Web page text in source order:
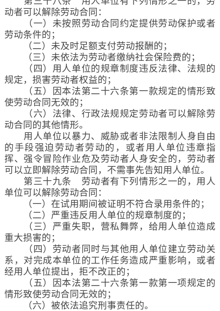
动者可以解除劳动合同：
（一）未按照劳动合同约定提供劳动保护或者
劳动条件的；
（二）未及时足额支付劳动报酬的；
（三）未依法为劳动者缴纳社会保险费的；
（四）用人单位的规章制度违反法律、法规的
规定，损害劳动者权益的；
（五）因本法第二十六条第一款规定的情形致
使劳动合同无效的；
（六）法律、行政法规规定劳动者可以解除劳
动合同的其他情形。
用人单位以暴力、威胁或者非法限制人身自由
的手段强迫劳动者劳动的，或者用人单位违章指
挥、强令冒险作业危及劳动者人身安全的，劳动者
可以立即解除劳动合同，不需事先告知用人单位。
第三十九条 劳动者有下列情形之一的，用人
单位可以解除劳动合同：
（一）在试用期间被证明不符合录用条件的；
（二）严重违反用人单位的规章制度的；
（三）严重失职，营私舞弊，给用人单位造成
重大损害的；
（四）劳动者同时与其他用人单位建立劳动关
系，对完成本单位的工作任务造成严重影响，或者
经用人单位提出，拒不改正的；
（五）因本法第二十六条第一款第一项规定的
情形致使劳动合同无效的；
（六）被依法追究刑事责任的。